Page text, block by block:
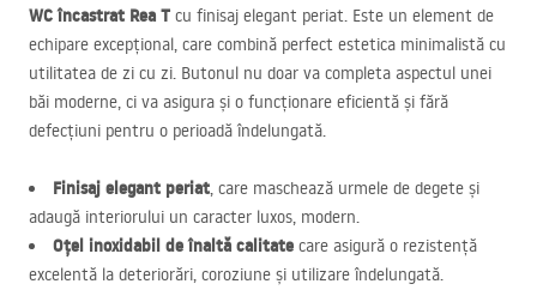
WC încastrat Rea T cu finisaj elegant periat. Este un element de
echipare excepțional, care combină perfect estetica minimalistă cu
utilitatea de zi cu zi. Butonul nu doar va completa aspectul unei
băi moderne, ci va asigura și o funcționare eficientă și fără
defecțiuni pentru o perioadă îndelungată.
Finisaj elegant periat, care maschează urmele de degete și
adaugă interiorului un caracter luxos, modern.
Oțel inoxidabil de înaltă calitate care asigură o rezistență
excelentă la deteriorări, coroziune și utilizare îndelungată.